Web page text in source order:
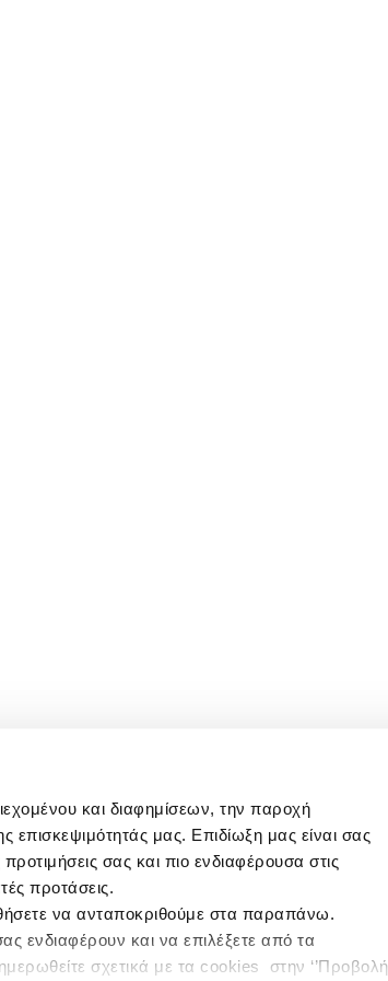
και διαφημίσεων, την παροχή
επισκεψιμότητάς μας. Επιδίωξη μας είναι σας
σας και πιο ενδιαφέρουσα στις
προτάσεις.
να ανταποκριθούμε στα παραπάνω.
ενδιαφέρουν και να επιλέξετε από τα
σχετικά με τα cookies στην ‘’Προβολή